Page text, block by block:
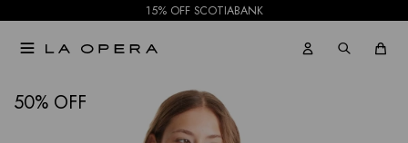
15% OFF SCOTIABANK

50 NOTIFICARME